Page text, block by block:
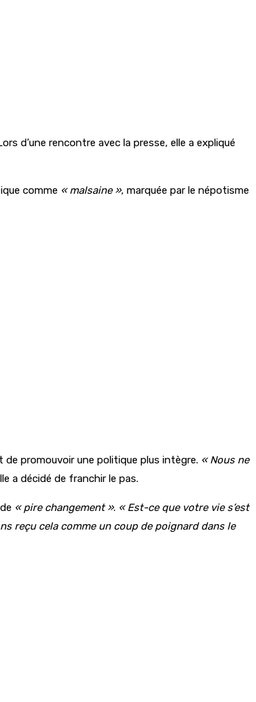
d’une rencontre avec la presse, elle a expliqué
comme « malsaine », marquée par le népotisme
de promouvoir une politique plus intègre. « Nous ne
a décidé de franchir le pas.
« pire changement ». « Est-ce que votre vie s’est
reçu cela comme un coup de poignard dans le